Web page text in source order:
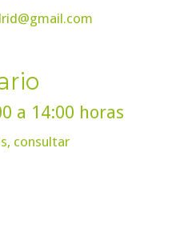
gmail.com
a 14:00 horas
consultar